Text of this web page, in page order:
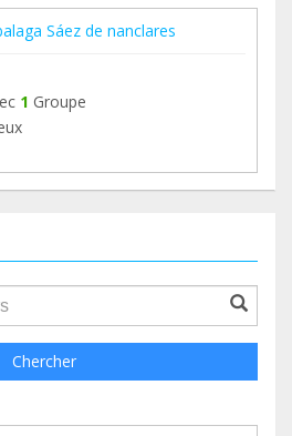
Sáez de nanclares
1 Groupe
Chercher